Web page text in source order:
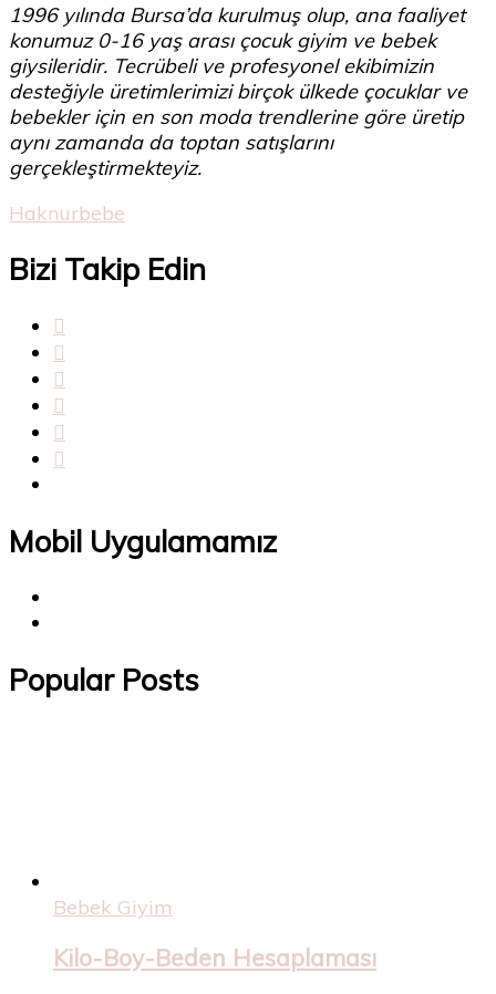
1996 yılında Bursa’da kurulmuş olup, ana faaliyet
konumuz 0-16 yaş arası çocuk giyim ve bebek
giysileridir. Tecrübeli ve profesyonel ekibimizin
desteğiyle üretimlerimizi birçok ülkede çocuklar ve
bebekler için en son moda trendlerine göre üretip
aynı zamanda da toptan satışlarını
gerçekleştirmekteyiz.
Haknurbebe
Bizi Takip Edin
Mobil Uygulamamız
Popular Posts
Bebek Giyim
Kilo-Boy-Beden Hesaplaması